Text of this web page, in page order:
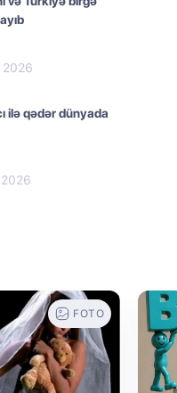
ilə qədər dünyada
FOTO